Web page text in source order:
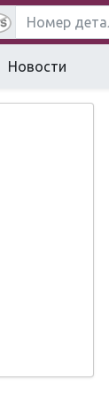
Новости